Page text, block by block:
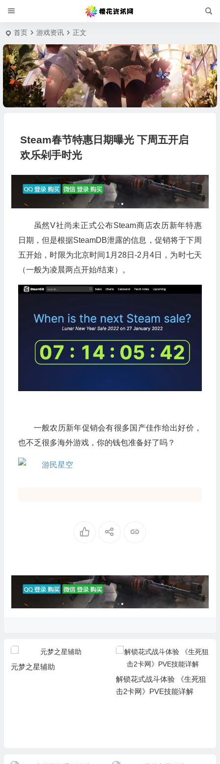
首页 游戏资讯 正文
Steam春节特惠日期曝光 下周五开启
欢乐剁手时光
虽然V社尚未正式公布Steam商店农历新年特惠
日期，但是根据SteamDB泄露的信息，促销将于下周
五开始，时限为北京时间1月28日-2月4日，为时七天
（一般为凌晨两点开始/结束）。
一般农历新年促销会有很多国产佳作给出好价，
也不乏很多海外游戏，你的钱包准备好了吗？
元梦之星辅助
解锁花式战斗体验 《生死狙
击2卡网》PVE技能详解